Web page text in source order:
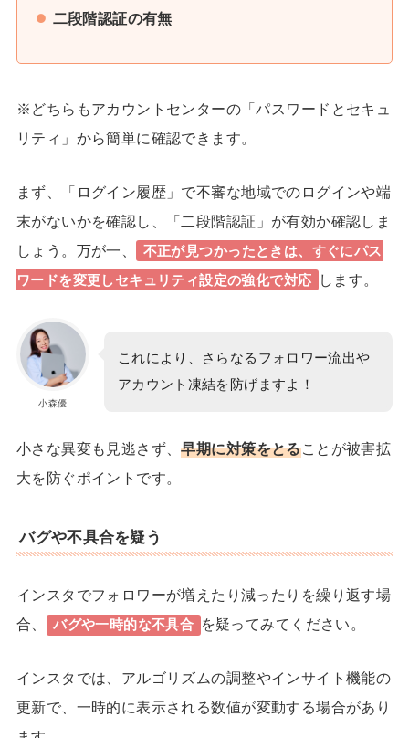
二段階認証の有無
※どちらもアカウントセンターの「パスワードとセキュ
リティ」から簡単に確認できます。
まず、 「ログイン履歴」 で不審な地域でのログインや端
末がないかを確認し、
「二段階認証」 が有効か確認しま
しょう。 万が一、
不正が見つかったときは、すぐにパス
ワードを変更しセキュリティ設定の強化で対応
します。
小森優
これにより、さらなるフォロワー流出や
アカウント凍結を防げますよ！
小さな異変も見逃さず、早期に対策をとることが被害拡
大を防ぐポイントです。
バグや不具合を疑う
インスタでフォロワーが増えたり減ったりを繰り返す場
合、
バグや一時的な不具合 を疑ってみてください。
インスタでは、 アルゴリズムの調整やインサイト機能の
更新で、一時的に表示される数値が変動する場合があり